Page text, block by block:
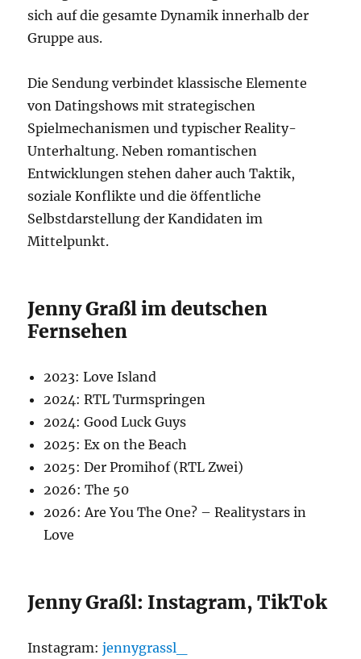
sich auf die gesamte Dynamik innerhalb der
Gruppe aus.
Die Sendung verbindet klassische Elemente
von Datingshows mit strategischen
Spielmechanismen und typischer Reality-
Unterhaltung. Neben romantischen
Entwicklungen stehen daher auch Taktik,
soziale Konflikte und die öffentliche
Selbstdarstellung der Kandidaten im
Mittelpunkt.
Jenny Graßl im deutschen
Fernsehen
2023: Love Island
2024: RTL Turmspringen
2024: Good Luck Guys
2025: Ex on the Beach
2025: Der Promihof (RTL Zwei)
2026: The 50
2026: Are You The One? – Realitystars in
Love
Jenny Graßl: Instagram, TikTok
Instagram:jennygrassl_